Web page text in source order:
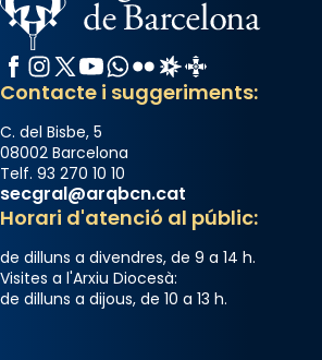
Facebook
Instagram
X / Twitter
YouTube
WhatsApp
FlickrRadio Estel
Catalunya
Contacte i suggeriments:
C. del Bisbe, 5
08002 Barcelona
Telf. 93 270 10 10
secgral@arqbcn.cat
Horari d'atenció al públic:
de dilluns a divendres, de 9 a 14 h.
Visites a l'Arxiu Diocesà:
de dilluns a dijous, de 10 a 13 h.